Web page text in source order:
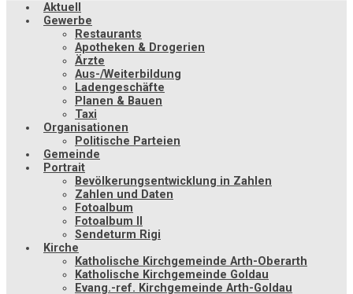
Aktuell
Gewerbe
Restaurants
Apotheken & Drogerien
Ärzte
Aus-/Weiterbildung
Ladengeschäfte
Planen & Bauen
Taxi
Organisationen
Politische Parteien
Gemeinde
Portrait
Bevölkerungsentwicklung in Zahlen
Zahlen und Daten
Fotoalbum
Fotoalbum II
Sendeturm Rigi
Kirche
Katholische Kirchgemeinde Arth-Oberarth
Katholische Kirchgemeinde Goldau
Evang.-ref. Kirchgemeinde Arth-Goldau